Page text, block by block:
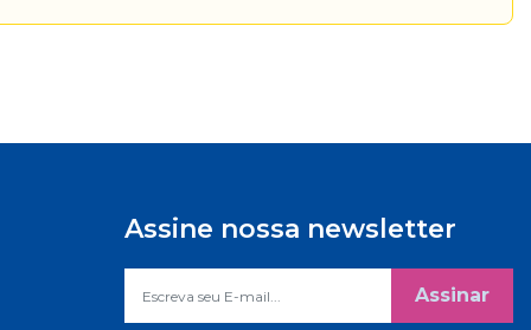
Assine nossa newsletter
Assinar